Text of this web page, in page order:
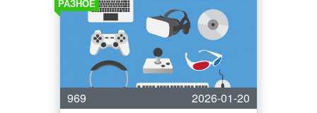
РАЗНОЕ
969
2026-01-20